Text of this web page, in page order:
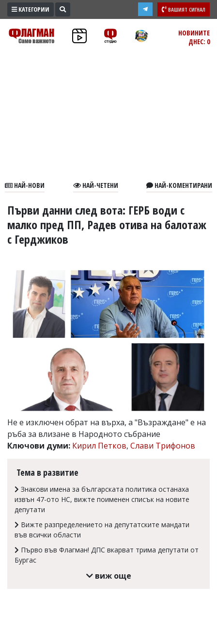
ПРОМО
ЗОНА
В
УКРАЙНА
СПОРТ
РАЗСЛЕДВАНЕ
Управители:
Веселин
Василев,
v.vasilev@flagman.bg
k.kassabova@flagman.bg
Колев,
email:
office@flagman.bg
Коментарите
читателите
редакцията
носи
КАТЕГОРИИ ВАШИЯТ СИГНАЛ
НОВИНИТЕ
ДНЕС: 0
НАЙ-НОВИ НАЙ-ЧЕТЕНИ НАЙ-КОМЕНТИРАНИ
Първи данни след вота: ГЕРБ води с
малко пред ПП, Радев отива на балотаж
с Герджиков
Не е изключен обрат на върха, а "Възраждане" е на
ръба за влизане в Народното събрание
Ключови думи: Кирил Петков, Слави Трифонов
Тема в развитие
Знакови имена за българската политика останаха
извън 47-ото НС, вижте поименен списък на новите
депутати
Вижте разпределението на депутатските мандати
във всички области
Първо във Флагман! ДПС вкарват трима депутати от
Бургас
виж още